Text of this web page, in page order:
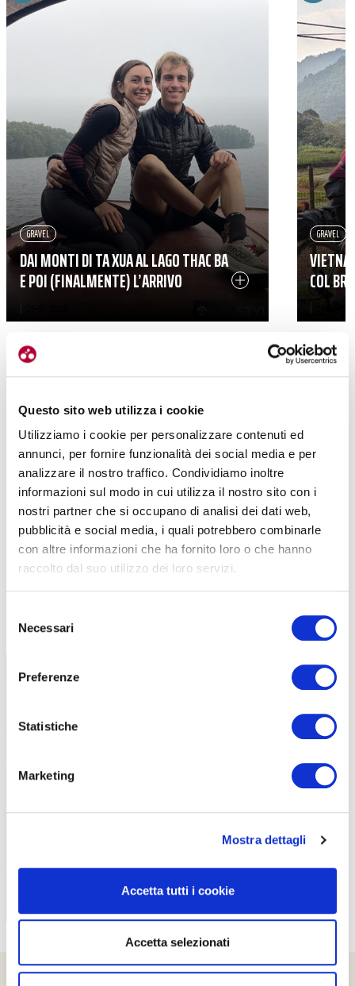
Questo sito web utilizza i cookie
Utilizziamo i cookie per personalizzare contenuti ed
annunci, per fornire funzionalità dei social media e per
analizzare il nostro traffico. Condividiamo inoltre
informazioni sul modo in cui utilizza il nostro sito con i
nostri partner che si occupano di analisi dei dati web,
pubblicità e social media, i quali potrebbero combinarle
con altre informazioni che ha fornito loro o che hanno
raccolto dal suo utilizzo dei loro servizi.
delNecessari
Preferenze
Statistiche
Marketing
Mostra dettagli
Accetta tutti i cookie
Accetta selezionati
DAI MONTI DI TA XUA AL LAGO THAC BA
E POI (FINALMENTE) L’ARRIVO
GRAVEL
COL
GRAVEL
TUTTE LE CATEGORIE DEL MAGAZINE